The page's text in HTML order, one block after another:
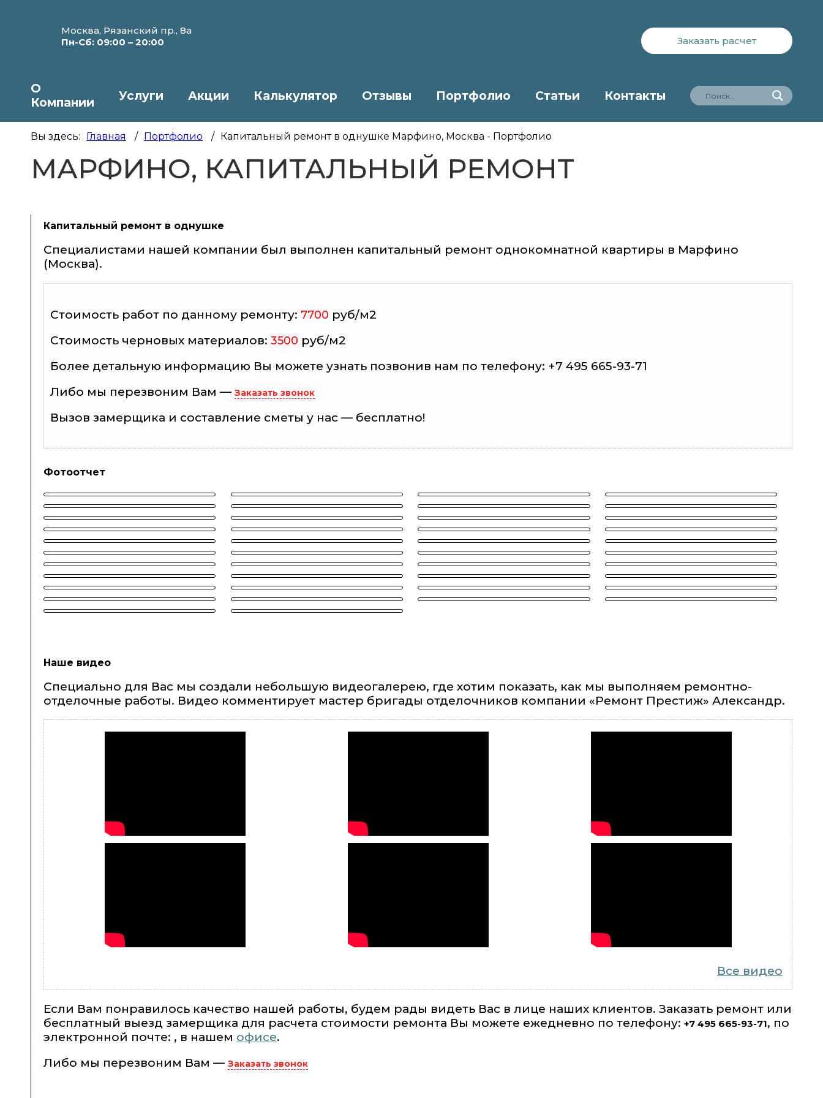
Москва, Рязанский пр., 8а
Пн-Сб: 09:00 – 20:00
Заказать расчет
О
Компании
Услуги Акции Калькулятор Отзывы Портфолио Статьи Контакты
МАРФИНО, КАПИТАЛЬНЫЙ РЕМОНТ
Вы здесь: Главная / Портфолио / Капитальный ремонт в однушке Марфино, Москва - Портфолио
Капитальный ремонт в однушке
Специалистами нашей компании был выполнен капитальный ремонт однокомнатной квартиры в Марфино
(Москва).
Стоимость работ по данному ремонту: 7700 руб/м2
Cтоимость черновых материалов: 3500 руб/м2
Более детальную информацию Вы можете узнать позвонив нам по телефону: +7 495 665-93-71
Либо мы перезвоним Вам — Заказать звонок
Вызов замерщика и составление сметы у нас — бесплатно!
Фотоотчет
Наше видео
Специально для Вас мы создали небольшую видеогалерею, где хотим показать, как мы выполняем ремонтно-
отделочные работы. Видео комментирует мастер бригады отделочников компании «Ремонт Престиж» Александр.
Все видео
Если Вам понравилось качество нашей работы, будем рады видеть Вас в лице наших клиентов. Заказать ремонт или
бесплатный выезд замерщика для расчета стоимости ремонта Вы можете ежедневно по телефону: +7 495 665-93-71, по
электронной почте: , в нашем офисе.
Либо мы перезвоним Вам — Заказать звонок